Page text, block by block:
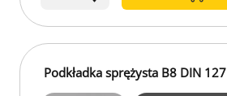
Podkładka sprężysta B8 DIN 127